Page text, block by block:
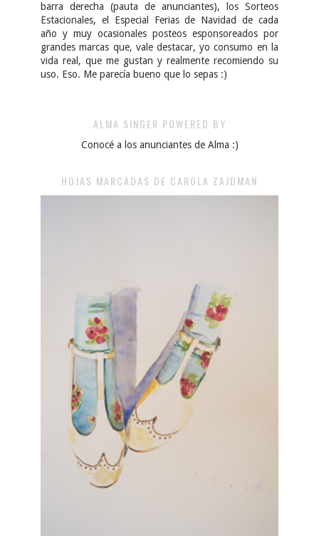
barra derecha (pauta de anunciantes), los Sorteos
Estacionales, el Especial Ferias de Navidad de cada
año y muy ocasionales posteos esponsoreados por
grandes marcas que, vale destacar, yo consumo en la
vida real, que me gustan y realmente recomiendo su
uso. Eso. Me parecía bueno que lo sepas :)
ALMA SINGER POWERED BY
Conocé a los anunciantes de Alma :)
HOJAS MARCADAS DE CAROLA ZAJDMAN